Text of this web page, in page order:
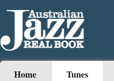
Home Tunes